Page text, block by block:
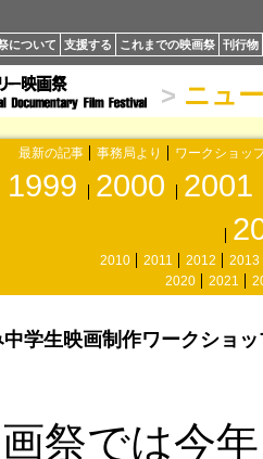
について 支援する これまでの映画祭 刊行物
> ニュ
最新の記事 事務局より ワークショッ
1999 2000 2001
2010 2011 2012
2013
2020
2021
学生映画制作ワークショッ
祭では今